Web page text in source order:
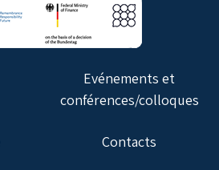
Evénements et
conférences/colloques
Contacts